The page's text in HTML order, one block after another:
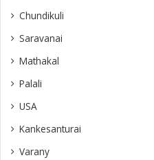
Chundikuli
Saravanai
Mathakal
Palali
USA
Kankesanturai
Varany